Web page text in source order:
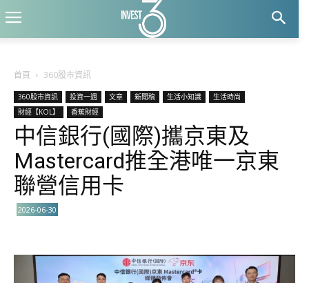
首頁 360股市資訊
360股市資訊 投資一週 文章 新聞稿 生活小知識
生活時尚
財經【KOL】
香蕉財經
中信銀行(國際)攜京東及
Mastercard推全港唯一京東
聯營信用卡
2026-06-30